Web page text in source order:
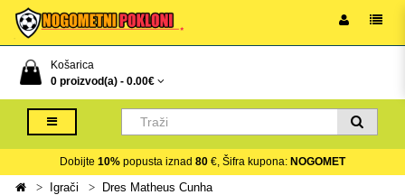
Košarica
0 proizvod(a) - 0.00€
Dobijte 10% popusta iznad 80 €, Šifra kupona: NOGOMET
Igrači
Dres Matheus Cunha